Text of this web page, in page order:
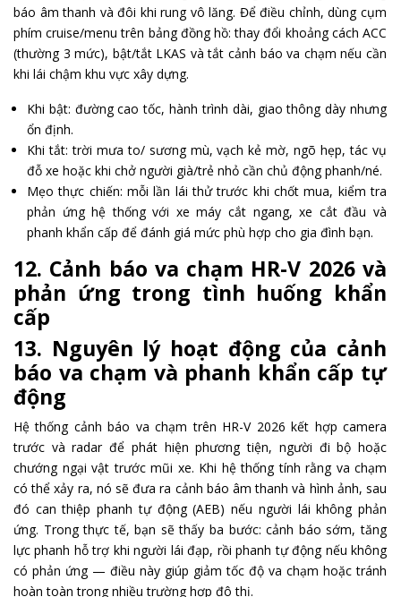
báo âm thanh và đôi khi rung vô lăng. Để điều chỉnh, dùng cụm
phím cruise/menu trên bảng đồng hồ: thay đổi khoảng cách ACC
(thường 3 mức), bật/tắt LKAS và tắt cảnh báo va chạm nếu cần
khi lái chậm khu vực xây dựng.
Khi bật: đường cao tốc, hành trình dài, giao thông dày nhưng
ổn định.
Khi tắt: trời mưa to/ sương mù, vạch kẻ mờ, ngõ hẹp, tác vụ
đỗ xe hoặc khi chở người già/trẻ nhỏ cần chủ động phanh/né.
Mẹo thực chiến: mỗi lần lái thử trước khi chốt mua, kiểm tra
phản ứng hệ thống với xe máy cắt ngang, xe cắt đầu và
phanh khẩn cấp để đánh giá mức phù hợp cho gia đình bạn.
12. Cảnh báo va chạm HR-V 2026 và
phản ứng trong tình huống khẩn
cấp
13. Nguyên lý hoạt động của cảnh
báo va chạm và phanh khẩn cấp tự
động
Hệ thống cảnh báo va chạm trên HR-V 2026 kết hợp camera
trước và radar để phát hiện phương tiện, người đi bộ hoặc
chướng ngại vật trước mũi xe. Khi hệ thống tính rằng va chạm
có thể xảy ra, nó sẽ đưa ra cảnh báo âm thanh và hình ảnh, sau
đó can thiệp phanh tự động (AEB) nếu người lái không phản
ứng. Trong thực tế, bạn sẽ thấy ba bước: cảnh báo sớm, tăng
lực phanh hỗ trợ khi người lái đạp, rồi phanh tự động nếu không
có phản ứng — điều này giúp giảm tốc độ va chạm hoặc tránh
hoàn toàn trong nhiều trường hợp đô thị.